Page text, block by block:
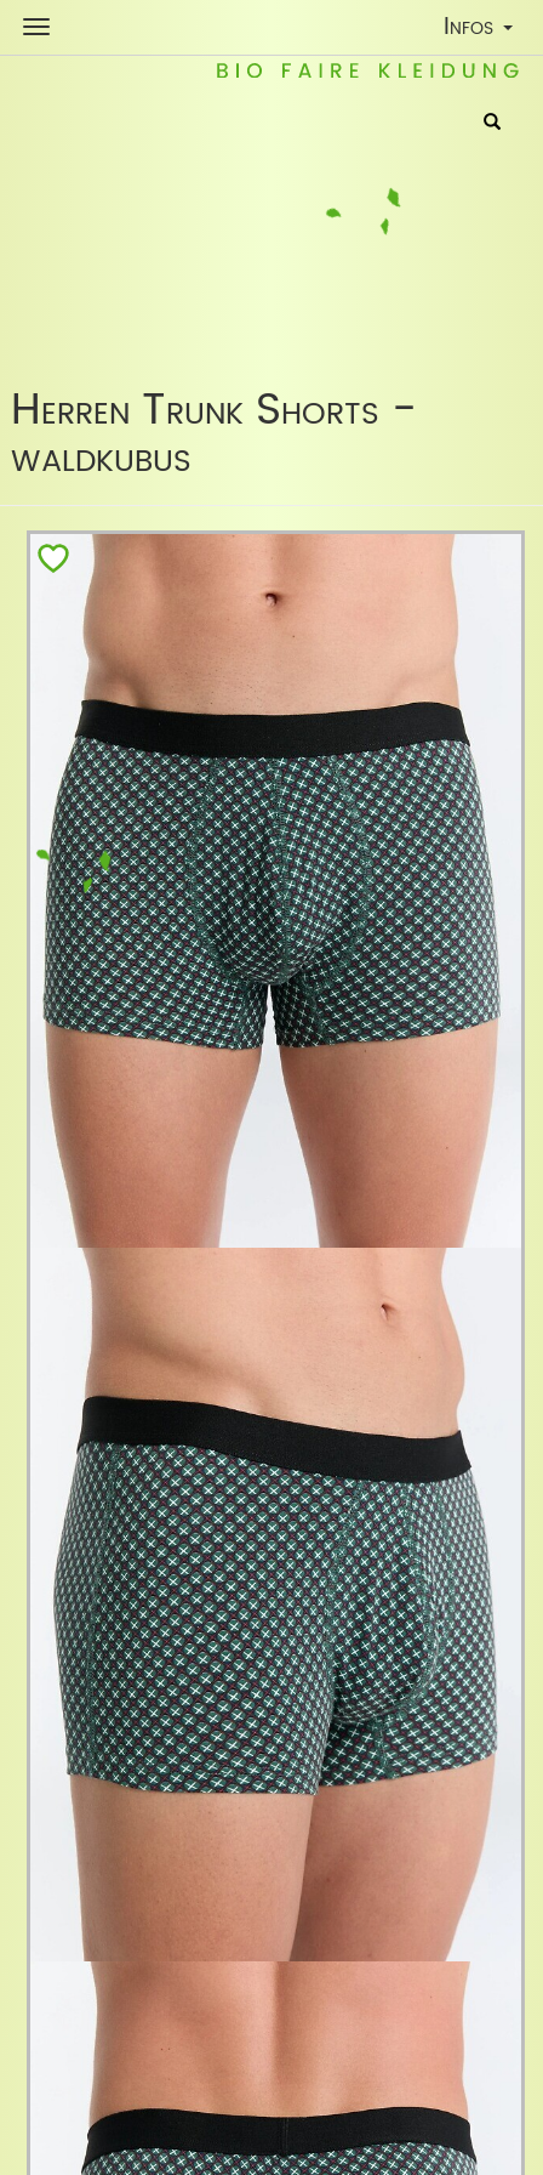
Toggle
Infos
Herren Trunk Shorts -
waldkubus